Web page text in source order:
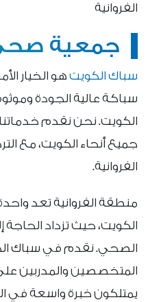
الفروانية
جمعية صحي
سباك الكويت هو الخيار
سباكة عالية الجودة
الكويت. نحن نقدم
جميع أنحاء الكويت، مع
الفروانية.
منطقة الفروانية تعد
الكويت، حيث تزداد
الصحي. نقدم في سباك
المتخصصين والمدربين
يمتلكون خبرة واسعة في